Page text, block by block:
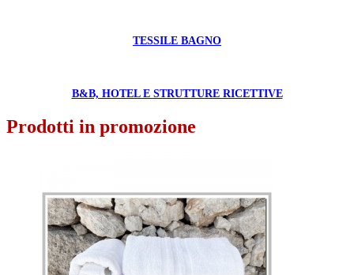
TESSILE BAGNO
B&B, HOTEL E STRUTTURE RICETTIVE
Prodotti in promozione